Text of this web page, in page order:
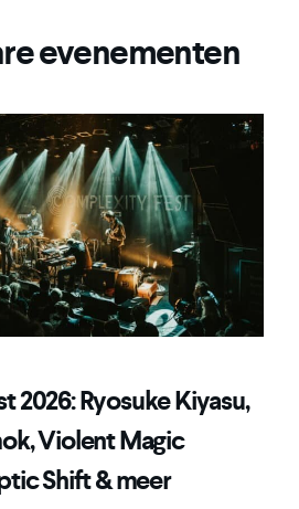
evenementen
2026: Ryosuke Kiyasu,
Violent Magic
Shift & meer